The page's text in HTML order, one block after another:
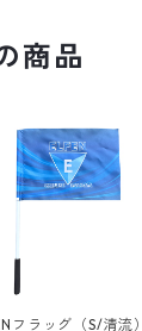
商品
フラッグ（S/清流）